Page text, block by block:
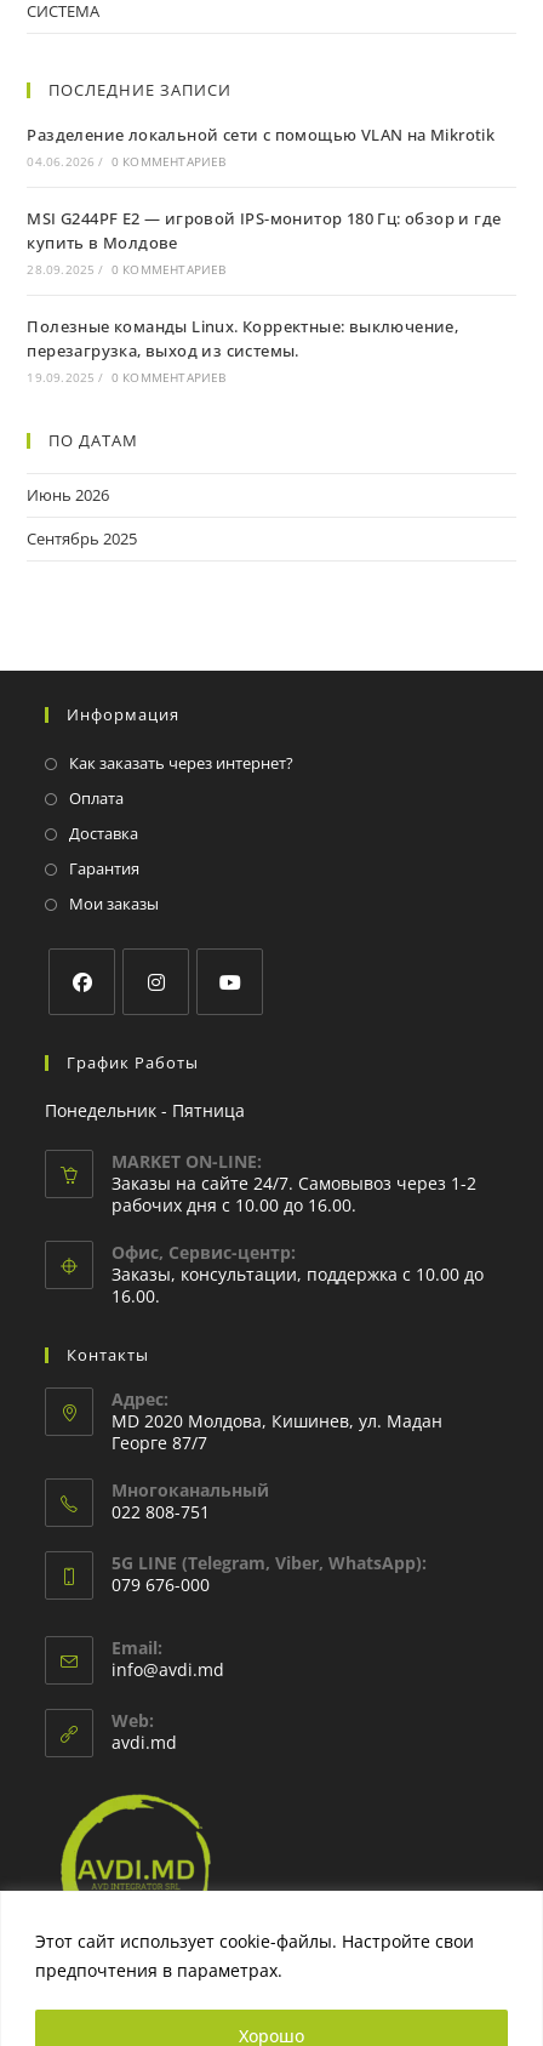
Этот сайт использует cookie-файлы. Настройте свои
предпочтения в параметрах.
Хорошо
СИСТЕМА
ПОСЛЕДНИЕ ЗАПИСИ
Разделение локальной сети с помощью VLAN на Mikrotik
04.06.2026 / 0 КОММЕНТАРИЕВ
MSI G244PF E2 — игровой IPS-монитор 180 Гц: обзор и где
купить в Молдове
28.09.2025 / 0 КОММЕНТАРИЕВ
Полезные команды Linux. Корректные: выключение,
перезагрузка, выход из системы.
19.09.2025 / 0 КОММЕНТАРИЕВ
ПО ДАТАМ
Июнь 2026
Сентябрь 2025
Информация
Как заказать через интернет?
Оплата
Доставка
Гарантия
Мои заказы
График Работы
Понедельник - Пятница
MARKET ON-LINE:
Заказы на сайте 24/7. Самовывоз через 1-2
рабочих дня с 10.00 до 16.00.
Офис, Сервис-центр:
Заказы, консультации, поддержка с 10.00 до
16.00.
Контакты
Адрес:
MD 2020 Молдова, Кишинев, ул. Мадан
Георге 87/7
Многоканальный
022 808-751
5G LINE (Telegram, Viber, WhatsApp):
079 676-000
Email:
info@avdi.md
Web:
avdi.md